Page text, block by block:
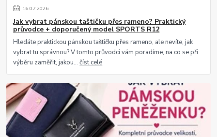
16.07.2026
Jak vybrat pánskou taštičku přes rameno? Praktický
průvodce + doporučený model SPORTS R12
Hledáte praktickou pánskou taštičku přes rameno, ale nevíte, jak
vybrat tu správnou? V tomto průvodci vám poradíme, na co se při
výběru zaměřit, jakou...číst celé